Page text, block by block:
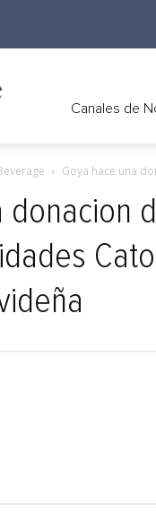
Wire
Canales de
Goya hace una
donacion